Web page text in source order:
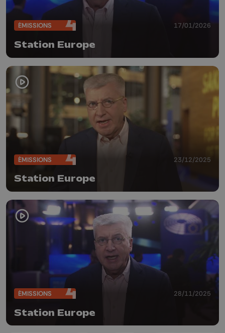
ÉMISSIONS 17/01/2026
Station Europe
ÉMISSIONS 23/12/2025
Station Europe
ÉMISSIONS 28/11/2025
Station Europe